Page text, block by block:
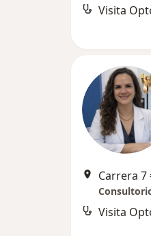
Visita
Visita